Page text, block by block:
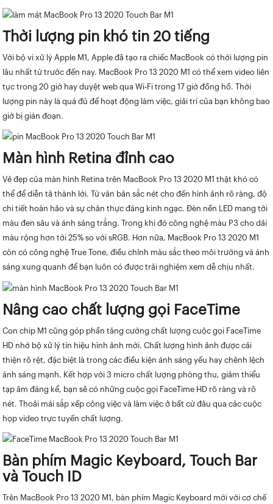
Thời lượng pin khó tin 20 tiếng
Với bộ vi xử lý Apple M1, Apple đã tạo ra chiếc MacBook có thời lượng pin
lâu nhất từ trước đến nay. MacBook Pro 13 2020 M1 có thể xem video liên
tục trong 20 giờ hay duyệt web qua Wi-Fi trong 17 giờ đồng hồ. Thời
lượng pin này là quá đủ để hoạt động làm việc, giải trí của bạn không bao
giờ bị gián đoạn.
Màn hình Retina đỉnh cao
Vẻ đẹp của màn hình Retina trên MacBook Pro 13 2020 M1 thật khó có
thể để diễn tả thành lời. Từ văn bản sắc nét cho đến hình ảnh rõ ràng, độ
chi tiết hoàn hảo và sự chân thực đáng kinh ngạc. Đèn nền LED mang tới
màu đen sâu và ánh sáng trắng. Trong khi đó công nghệ màu P3 cho dải
màu rộng hơn tới 25% so với sRGB. Hơn nữa, MacBook Pro 13 2020 M1
còn có công nghệ True Tone, điều chỉnh màu sắc theo môi trường và ánh
sáng xung quanh để bạn luôn có được trải nghiệm xem dễ chịu nhất.
Nâng cao chất lượng gọi FaceTime
Con chip M1 cũng góp phần tăng cường chất lượng cuộc gọi FaceTime
HD nhờ bộ xử lý tín hiệu hình ảnh mới. Chất lượng hình ảnh được cải
thiện rõ rệt, đặc biệt là trong các điều kiện ánh sáng yếu hay chênh lệch
ánh sáng mạnh. Kết hợp với 3 micro chất lượng phòng thu, giảm thiểu
tạp âm đáng kể, bạn sẽ có những cuộc gọi FaceTime HD rõ ràng và rõ
nét. Thoải mái sắp xếp công việc và làm việc ở bất cứ đâu qua các cuộc
họp video trực tuyến chất lượng.
Bàn phím Magic Keyboard, Touch Bar
và Touch ID
Trên MacBook Pro 13 2020 M1, bàn phím Magic Keyboard mới với cơ chế